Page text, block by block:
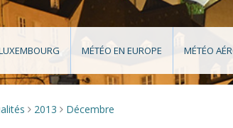
MÉTÉO EN EUROPE MÉTÉO
> 2013 > Décembre